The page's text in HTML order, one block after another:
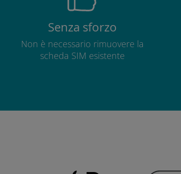
Senza sforzo
Non è necessario rimuovere la
scheda SIM esistente